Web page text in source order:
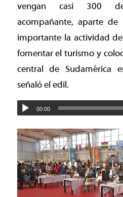
vengan casi 300
acompañante, aparte
importante la actividad
fomentar el turismo y
central de Sudamérica
señaló el edil.
00:00